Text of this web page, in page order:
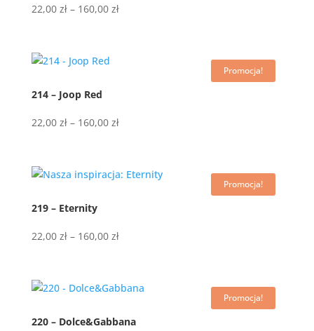
22,00 zł – 160,00 złZakres
Promocja!
214 – Joop Red
22,00 zł – 160,00 złZakres
22,00 zł
Promocja!
219 – Eternity
22,00 zł – 160,00 złZakres
22,00 zł
Promocja!
220 – Dolce&Gabbana